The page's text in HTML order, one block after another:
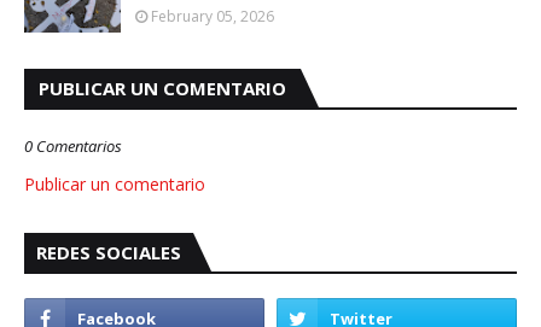
February 05, 2026
PUBLICAR UN COMENTARIO
0 Comentarios
Publicar un comentario
REDES SOCIALES